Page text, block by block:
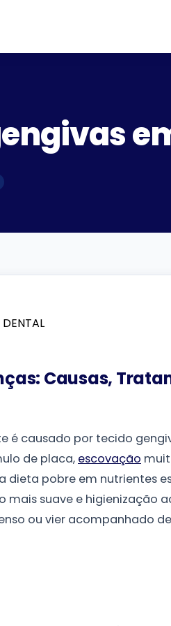
Causas,
é causado por tecido
de placa, escovação
dieta pobre em nutrientes
suave e higienização
ou vier acompanhado